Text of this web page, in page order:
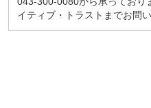
イティブ・トラストまでお問